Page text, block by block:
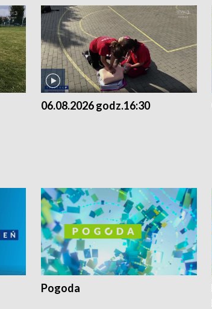
06.08.2026 godz.16:30
Pogoda